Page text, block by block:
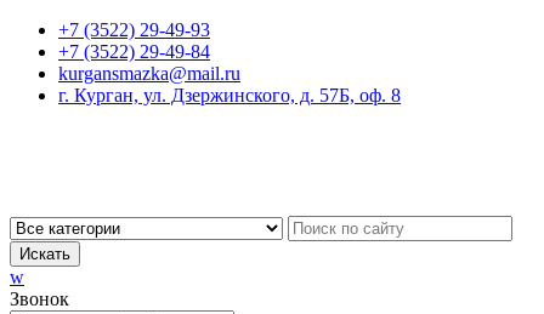
+7 (3522) 29-49-93
+7 (3522) 29-49-84
kurgansmazka@mail.ru
г. Курган, ул. Дзержинского, д. 57Б, оф. 8
Искать
w
Звонок